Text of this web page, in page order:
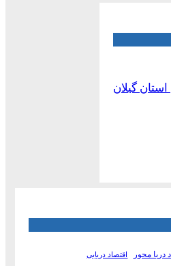
استان گیلان
دریا محور اقتصاد دریایی